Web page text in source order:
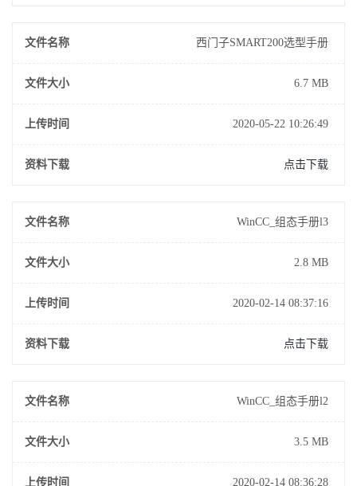
文件名称 西门子SMART200选型手册
文件大小 6.7 MB
上传时间 2020-05-22 10:26:49
资料下载 点击下载
文件名称 WinCC_组态手册l3
文件大小 2.8 MB
上传时间 2020-02-14 08:37:16
资料下载 点击下载
文件名称 WinCC_组态手册l2
文件大小 3.5 MB
上传时间 2020-02-14 08:36:28